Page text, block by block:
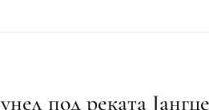
под реката Јангце